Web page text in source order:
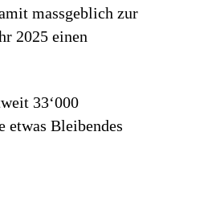
massgeblich zur
2025 einen
33‘000
Bleibendes